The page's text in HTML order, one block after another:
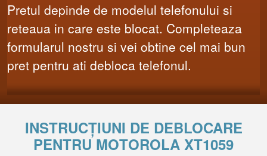
Pretul depinde de modelul telefonului si
reteaua in care este blocat. Completeaza
formularul nostru si vei obtine cel mai bun
pret pentru ati debloca telefonul.
INSTRUCȚIUNI DE DEBLOCARE
PENTRU MOTOROLA XT1059